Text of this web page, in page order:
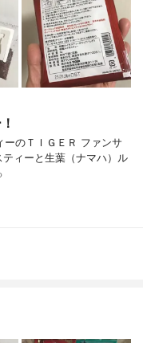
ーのＴＩＧＥＲ ファンサ
ィーと生葉（ナマハ）ル